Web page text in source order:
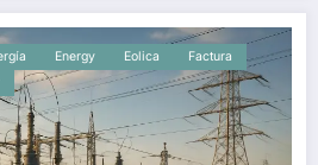
Energy Eolica
Factura